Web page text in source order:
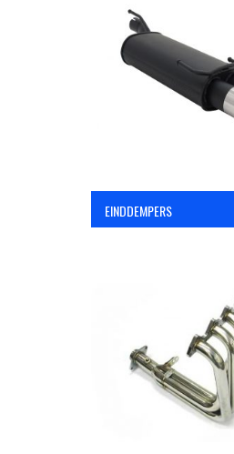
EINDDEMPERS